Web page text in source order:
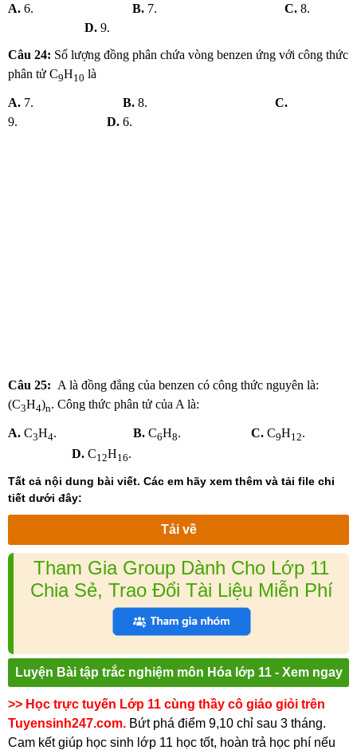
A. 6. B. 7. C. 8.
D. 9.
Câu 24: Số lượng đồng phân chứa vòng benzen ứng với công thức
phân tử C9H10 là
A. 7. B. 8. C.
9. D. 6.
Câu 25: A là đồng đẳng của benzen có công thức nguyên là:
(C3H4)n. Công thức phân tử của A là:
A. C3H4. B. C6H8. C. C9H12.
D. C12H16.
Tất cả nội dung bài viết. Các em hãy xem thêm và tải file chi
tiết dưới đây:
Tải về
Tham Gia Group Dành Cho Lớp 11
Chia Sẻ, Trao Đổi Tài Liệu Miễn Phí
Luyện Bài tập trắc nghiệm môn Hóa lớp 11 - Xem ngay
>> Học trực tuyến Lớp 11 cùng thầy cô giáo giỏi trên
Tuyensinh247.com. Bứt phá điểm 9,10 chỉ sau 3 tháng.
Cam kết giúp học sinh lớp 11 học tốt, hoàn trả học phí nếu